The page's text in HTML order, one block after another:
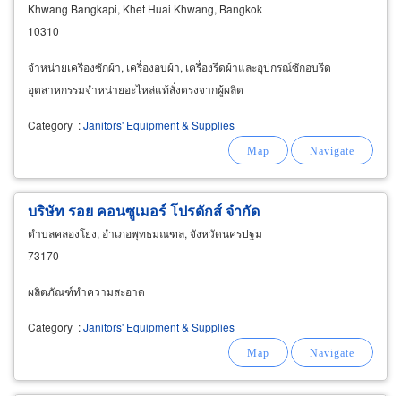
Khwang Bangkapi, Khet Huai Khwang, Bangkok
10310
จำหน่ายเครื่องซักผ้า, เครื่องอบผ้า, เครื่องรีดผ้าและอุปกรณ์ซักอบรีด
อุตสาหกรรมจำหน่ายอะไหล่แท้สั่งตรงจากผู้ผลิต
Category :Janitors' Equipment & Supplies
บริษัท รอย คอนซูเมอร์ โปรดักส์ จำกัด
ตำบลคลองโยง, อำเภอพุทธมณฑล, จังหวัดนครปฐม
73170
ผลิตภัณฑ์ทำความสะอาด
Category :Janitors' Equipment & Supplies